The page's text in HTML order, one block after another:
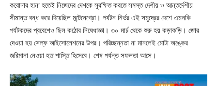
করোনার হানা হতেই নিজেদের দেশকে সুরক্ষিত করতে সমস্ত দেশীয় ও আন্তর্দেশীয়
সীমান্ত বন্ধ করে দিয়েছিল মন্টেনেগ্রো। পর্যটন নির্ভর এই সমুদ্রের দেশে এমনকি
পর্যটকদের প্রবেশেও ছিল কঠোর নিষেধাজ্ঞা। ৩০ মার্চ থেকে শুরু হয় কড়াকড়ি। জোর
দেওয়া হয় সেল্ফ আইসোলেশনের উপর। পরিচ্ছন্নতা না মানলেই মোটা অঙ্কের
জরিমানা নেওয়া হত শাস্তি হিসেবে। শেষ পর্যন্ত সফলতা আসে।